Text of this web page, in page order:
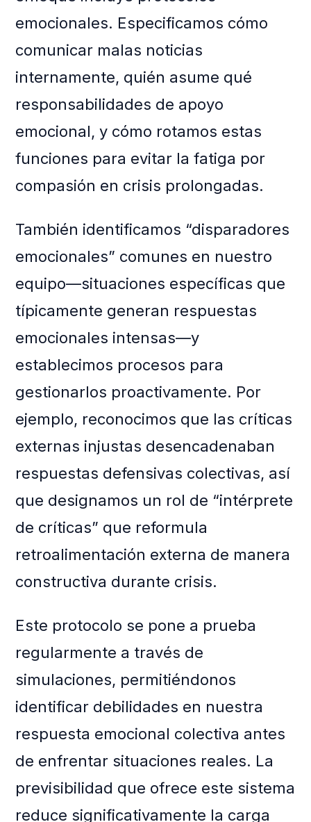
emocionales. Especificamos cómo
comunicar malas noticias
internamente, quién asume qué
responsabilidades de apoyo
emocional, y cómo rotamos estas
funciones para evitar la fatiga por
compasión en crisis prolongadas.
También identificamos “disparadores
emocionales” comunes en nuestro
equipo—situaciones específicas que
típicamente generan respuestas
emocionales intensas—y
establecimos procesos para
gestionarlos proactivamente. Por
ejemplo, reconocimos que las críticas
externas injustas desencadenaban
respuestas defensivas colectivas, así
que designamos un rol de “intérprete
de críticas” que reformula
retroalimentación externa de manera
constructiva durante crisis.
Este protocolo se pone a prueba
regularmente a través de
simulaciones, permitiéndonos
identificar debilidades en nuestra
respuesta emocional colectiva antes
de enfrentar situaciones reales. La
previsibilidad que ofrece este sistema
reduce significativamente la carga